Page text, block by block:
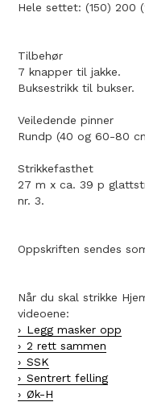
Hele settet: (150) 200
Tilbehør
7 knapper til jakke.
Buksestrikk til bukser.
Veiledende pinner
Rundp (40 og 60-80
Strikkefasthet
27 m x ca. 39 p
nr. 3.
Oppskriften sendes
Når du skal strikke
videoene:
Legg masker opp
2 rett sammen
SSK
Sentrert felling
Øk-H